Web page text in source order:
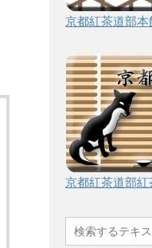
京都紅茶道部本
京都紅茶道部紅